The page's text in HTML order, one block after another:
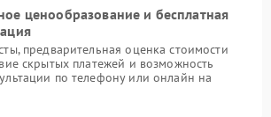
ценообразование и бесплатная
предварительная оценка стоимости
скрытых платежей и возможность
по телефону или онлайн на